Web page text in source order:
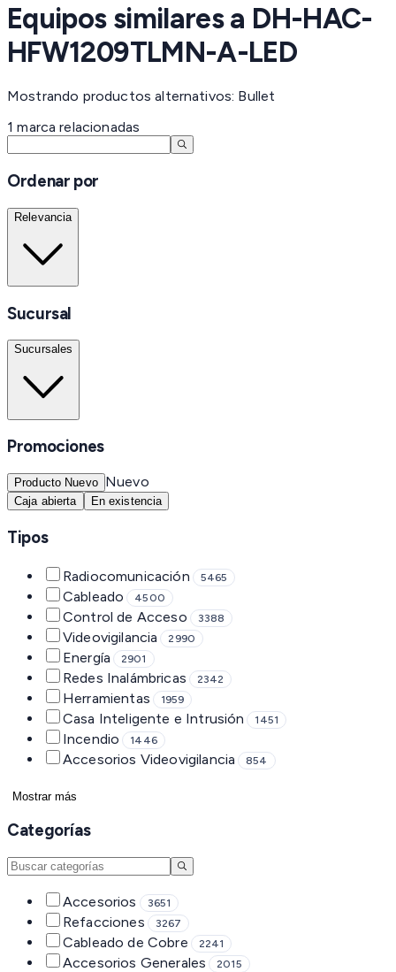
Equipos similares a DH-HAC-
HFW1209TLMN-A-LED
Mostrando productos alternativos: Bullet
1 marca relacionadas
Ordenar por
Relevancia
Sucursal
Sucursales
Promociones
Producto Nuevo Nuevo
Caja abierta En existencia
Tipos
Radiocomunicación 5465
Cableado 4500
Control de Acceso 3388
Videovigilancia 2990
Energía 2901
Redes Inalámbricas 2342
Herramientas 1959
Casa Inteligente e Intrusión 1451
Incendio 1446
Accesorios Videovigilancia 854
Mostrar más
Categorías
Accesorios 3651
Refacciones 3267
Cableado de Cobre 2241
Accesorios Generales 2015